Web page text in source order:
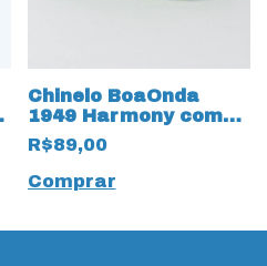
Chinelo BoaOnda
1949 Harmony com
palmilha Removível
Floral Verde
R$89,00
Comprar